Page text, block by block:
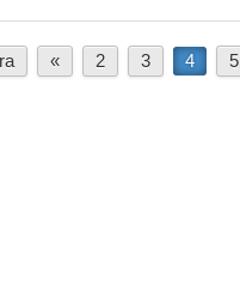
« 2 3 4 5